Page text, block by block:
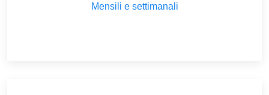
Mensili e settimanali